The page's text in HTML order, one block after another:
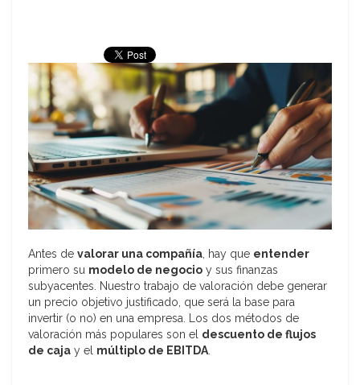
Antes de valorar una compañía, hay que entender
primero su modelo de negocio y sus finanzas
subyacentes. Nuestro trabajo de valoración debe generar
un precio objetivo justificado, que será la base para
invertir (o no) en una empresa. Los dos métodos de
valoración más populares son el descuento de flujos
de caja y el múltiplo de EBITDA.